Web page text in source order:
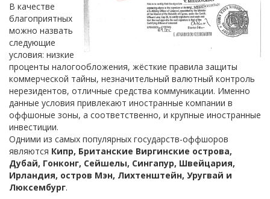
В качестве
благоприятных
можно назвать
следующие
условия: низкие
проценты налогообложения, жёсткие правила защиты
коммерческой тайны, незначительный валютный контроль
нерезидентов, отличные средства коммуникации. Именно
данные условия привлекают иностранные компании в
оффшоные зоны, а соответственно, и крупные иностранные
инвестиции.
Одними из самых популярных государств-оффшоров
являются Кипр, Британские Виргинские острова,
Дубай, Гонконг, Сейшелы, Сингапур, Швейцария,
Ирландия, остров Мэн, Лихтенштейн, Уругвай и
Люксембург.